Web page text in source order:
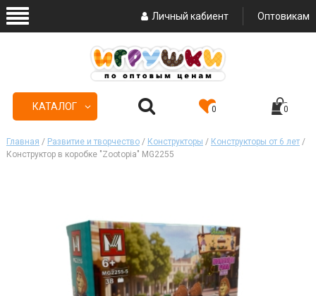
Личный кабиент Оптовикам
КАТАЛОГ 0 0
Главная / Развитие и творчество/ Конструкторы / Конструкторы от 6 лет/
Конструктор в коробке "Zootopia" MG2255